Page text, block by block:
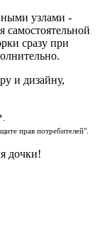
узлами -
сразу при
и дизайну,
прав потребителей".
дочки!